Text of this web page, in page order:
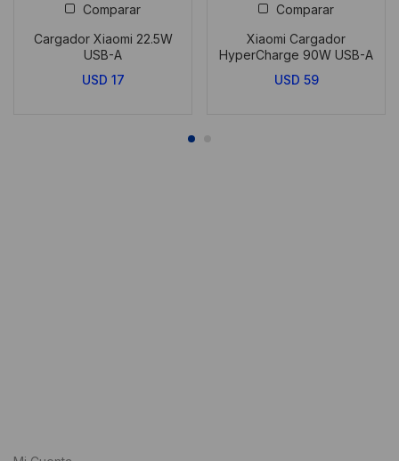
Comparar
Cargador Xiaomi 22.5W
USB-A
USD 17
Comparar
Xiaomi Cargador
HyperCharge 90W USB-A
USD 59